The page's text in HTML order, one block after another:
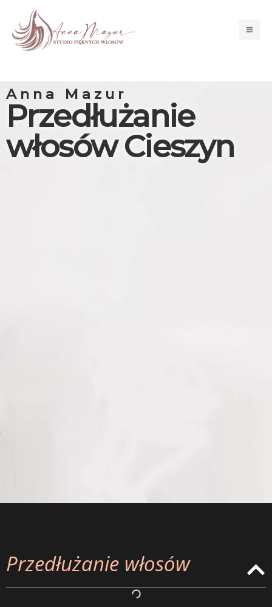
treści
Anna Mazur
Przedłużanie
włosów Cieszyn
Przedłużanie włosów